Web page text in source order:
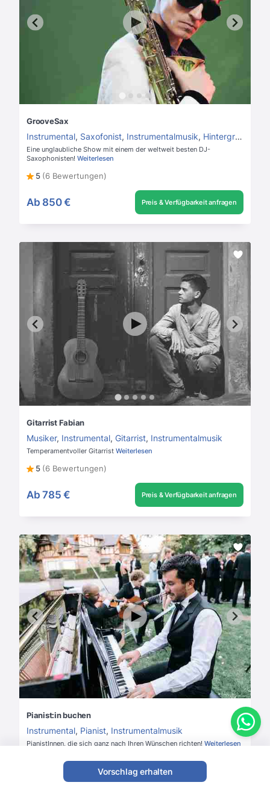
GrooveSax
Instrumental, Saxofonist, Instrumentalmusik, Hintergrundmusik
Eine unglaubliche Show mit einem der weltweit besten DJ-
Saxophonisten! Weiterlesen
5 (6 Bewertungen)
Ab 850 € Preis & Verfügbarkeit anfragen
Gitarrist Fabian
Musiker, Instrumental, Gitarrist, Instrumentalmusik
Temperamentvoller Gitarrist Weiterlesen
5 (6 Bewertungen)
Ab 785 € Preis & Verfügbarkeit anfragen
Pianist:in buchen
Instrumental, Pianist, Instrumentalmusik
PianistInnen, die sich ganz nach Ihren Wünschen richten! Weiterlesen
(5 Bewertungen)
Vorschlag erhalten